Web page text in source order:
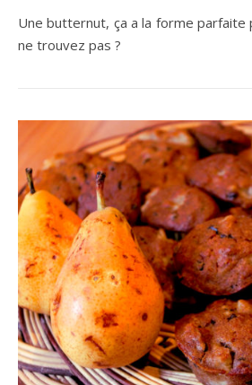
Une butternut, ça a la forme parfaite pour être farcie, vous
ne trouvez pas ?